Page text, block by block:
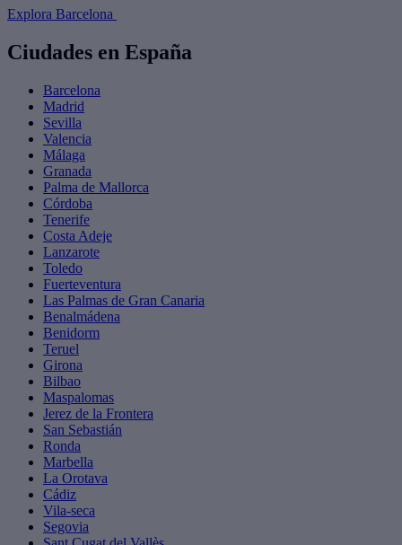
Explora Barcelona
Ciudades en España
Barcelona
Madrid
Sevilla
Valencia
Málaga
Granada
Palma de Mallorca
Córdoba
Tenerife
Costa Adeje
Lanzarote
Toledo
Fuerteventura
Las Palmas de Gran Canaria
Benalmádena
Benidorm
Teruel
Girona
Bilbao
Maspalomas
Jerez de la Frontera
San Sebastián
Ronda
Marbella
La Orotava
Cádiz
Vila-seca
Segovia